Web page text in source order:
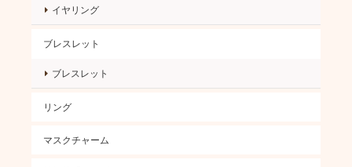
イヤリング
ブレスレット
ブレスレット
リング
マスクチャーム